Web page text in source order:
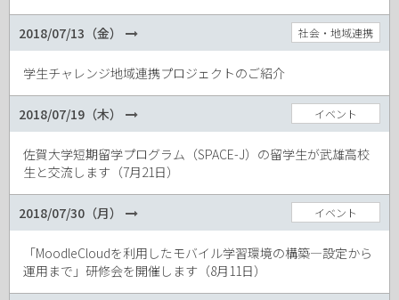
2018/07/13（金）
学生チャレンジ地域連携プロジェクトのご紹介
社会・地域連携
2018/07/19（木）
佐賀大学短期留学プログラム（SPACE-J）の留学生が武雄高校
生と交流します（7月21日）
イベント
2018/07/30（月）
「MoodleCloudを利用したモバイル学習環境の構築―設定から
運用まで」研修会を開催します（8月11日）
イベント